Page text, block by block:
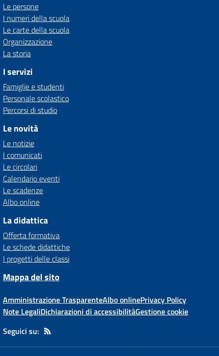
Le persone
I numeri della scuola
Le carte della scuola
Organizzazione
La storia
I servizi
Famiglie e studenti
Personale scolastico
Percorsi di studio
Le novità
Le notizie
I comunicati
Le circolari
Calendario eventi
Le scadenze
Albo online
La didattica
Offerta formativa
Le schede didattiche
I progetti delle classi
Mappa del sito
Amministrazione TrasparenteAlbo onlinePrivacy Policy
Note LegaliDichiarazioni di accessibilitàGestione cookie
Seguici su: